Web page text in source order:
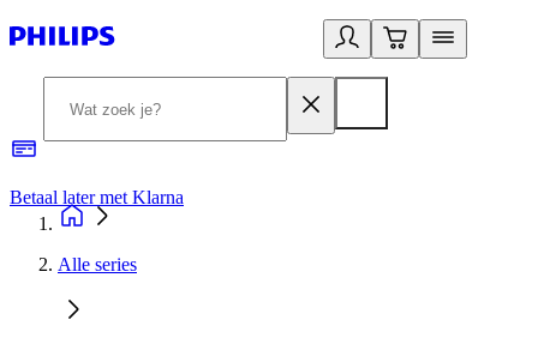
Betaal later met Klarna
Alle series